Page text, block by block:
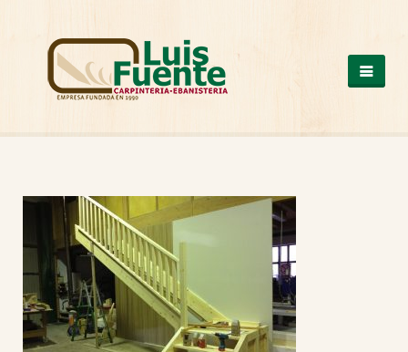
ARMARIOS DE MADERA
CASAS DE MADERA
ESCALERAS DE MADERA
ESTRUCTURAS DE MADERA
MESAS DE MADERA
PUERTAS DE MADERA
SUELOS DE MADERA
TRABAJOS A MEDIDA
VENTANAS DE ALUMINIO Y PVC